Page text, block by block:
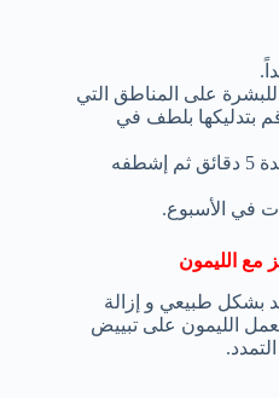
على المناطق التي
بتدليكها بلطف في
إترك الخليط على البشرة لمدة 5 دقائق ثم إشطفه
بشكل طبيعي و إزالة
يعمل الليمون على تبييض